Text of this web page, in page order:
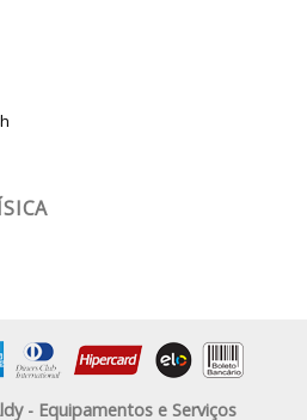
- Equipamentos e Serviços